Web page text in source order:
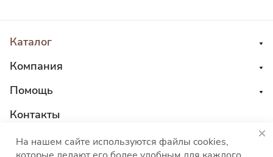
Каталог
Компания
Помощь
Контакты
8 800 555 45 04
На нашем сайте используются файлы cookies,